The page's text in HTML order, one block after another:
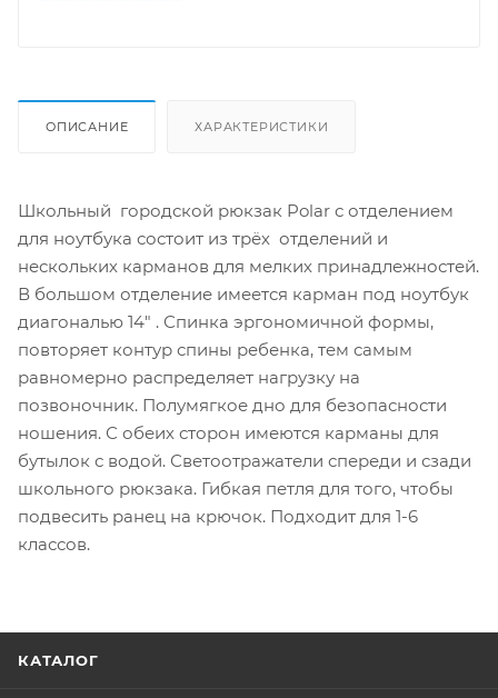
ОПИСАНИЕ ХАРАКТЕРИСТИКИ
Школьный городской рюкзак Polar с отделением
для ноутбука состоит из трёх отделений и
нескольких карманов для мелких принадлежностей.
В большом отделение имеется карман под ноутбук
диагональю 14" . Спинка эргономичной формы,
повторяет контур спины ребенка, тем самым
равномерно распределяет нагрузку на
позвоночник. Полумягкое дно для безопасности
ношения. С обеих сторон имеются карманы для
бутылок с водой. Светоотражатели спереди и сзади
школьного рюкзака. Гибкая петля для того, чтобы
подвесить ранец на крючок. Подходит для 1-6
классов.
КАТАЛОГ